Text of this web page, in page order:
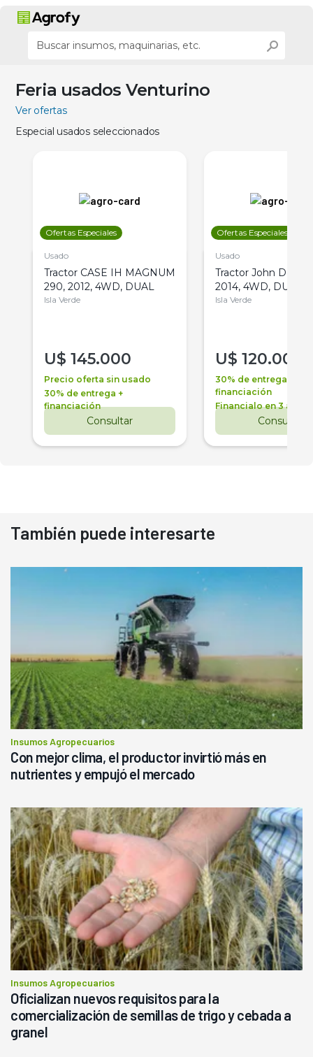
Feria usados Venturino
Ver ofertas
Especial usados seleccionados
Ofertas Especiales
Usado
Tractor CASE IH MAGNUM
290, 2012, 4WD, DUAL
Isla Verde
U$ 145.000
Precio oferta sin usado
30% de entrega +
financiación
Consultar
Ofertas Especiales
Usado
Tractor John Deere
2014, 4WD, DUAL
Isla Verde
U$ 120.000
30% de entrega +
financiación
Financialo en 3 años
Consultar
También puede interesarte
Insumos Agropecuarios
Con mejor clima, el productor invirtió más en
nutrientes y empujó el mercado
Insumos Agropecuarios
Oficializan nuevos requisitos para la
comercialización de semillas de trigo y cebada a
granel